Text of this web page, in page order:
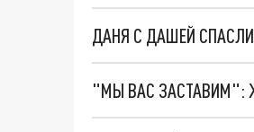
ДАНЯ С ДАШЕЙ